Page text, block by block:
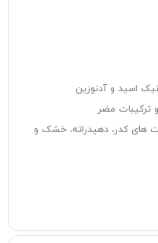
ترکیبات مضر
های کدر، دهیدراته، خشک و